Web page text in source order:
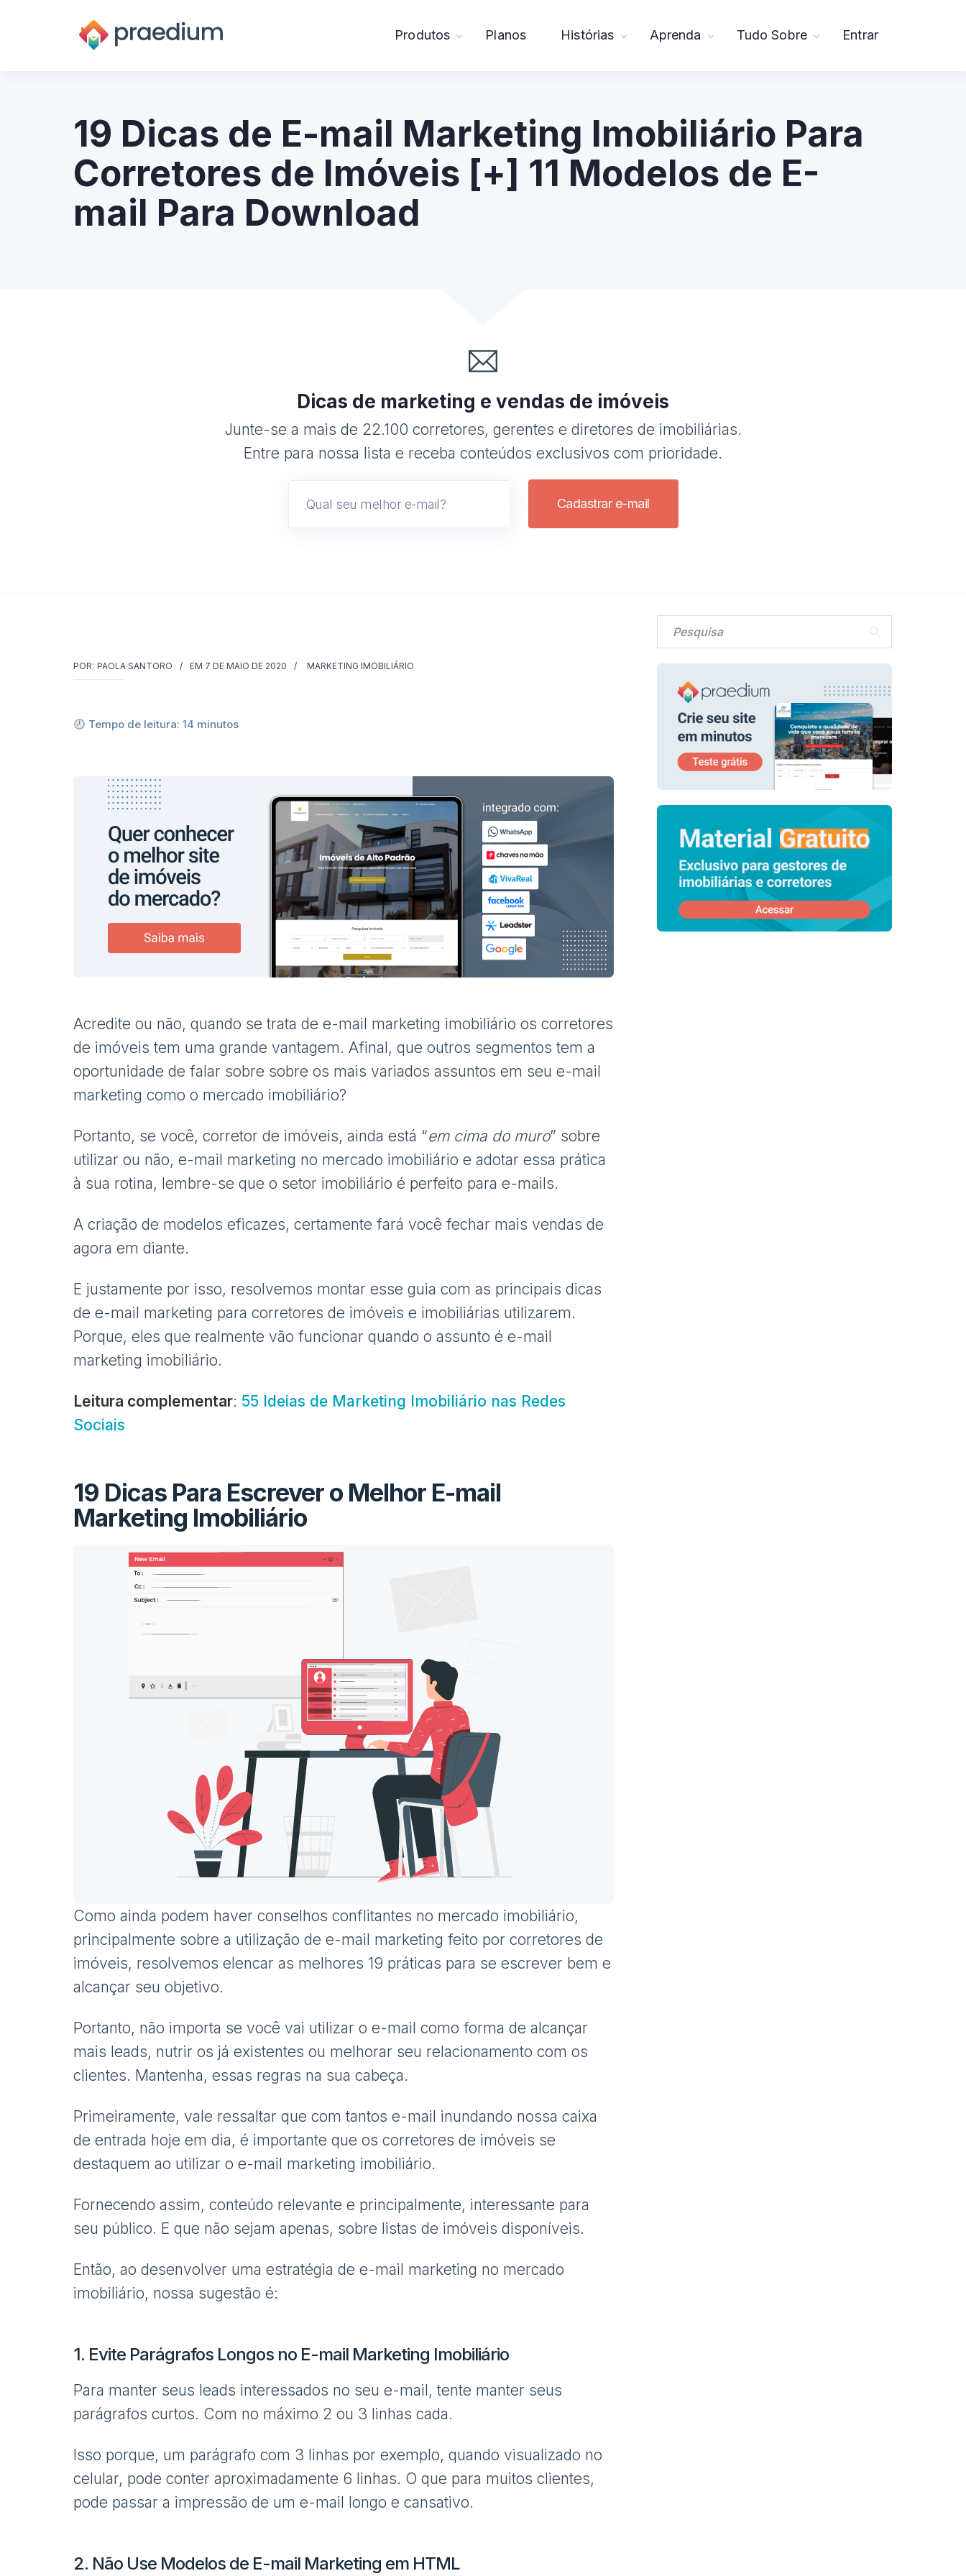
Produtos Planos Histórias Aprenda Tudo Sobre Entrar
19 Dicas de E-mail Marketing Imobiliário Para
Corretores de Imóveis [+] 11 Modelos de E-
mail Para Download
Dicas de marketing e vendas de imóveis
Junte-se a mais de 22.100 corretores, gerentes e diretores de imobiliárias.
Entre para nossa lista e receba conteúdos exclusivos com prioridade.
Cadastrar e-mail
POR: PAOLA SANTORO EM 7 DE MAIO DE 2020 MARKETING IMOBILIÁRIO
Tempo de leitura:14 minutos
Acredite ou não, quando se trata de e-mail marketing imobiliário os corretores
de imóveis tem uma grande vantagem. Afinal, que outros segmentos tem a
oportunidade de falar sobre sobre os mais variados assuntos em seu e-mail
marketing como o mercado imobiliário?
Portanto, se você, corretor de imóveis, ainda está “em cima do muro” sobre
utilizar ou não, e-mail marketing no mercado imobiliário e adotar essa prática
à sua rotina, lembre-se que o setor imobiliário é perfeito para e-mails.
A criação de modelos eficazes, certamente fará você fechar mais vendas de
agora em diante.
E justamente por isso, resolvemos montar esse guia com as principais dicas
de e-mail marketing para corretores de imóveis e imobiliárias utilizarem.
Porque, eles que realmente vão funcionar quando o assunto é e-mail
marketing imobiliário.
Leitura complementar: 55 Ideias de Marketing Imobiliário nas Redes
Sociais
19 Dicas Para Escrever o Melhor E-mail
Marketing Imobiliário
Como ainda podem haver conselhos conflitantes no mercado imobiliário,
principalmente sobre a utilização de e-mail marketing feito por corretores de
imóveis, resolvemos elencar as melhores 19 práticas para se escrever bem e
alcançar seu objetivo.
Portanto, não importa se você vai utilizar o e-mail como forma de alcançar
mais leads, nutrir os já existentes ou melhorar seu relacionamento com os
clientes. Mantenha, essas regras na sua cabeça.
Primeiramente, vale ressaltar que com tantos e-mail inundando nossa caixa
de entrada hoje em dia, é importante que os corretores de imóveis se
destaquem ao utilizar o e-mail marketing imobiliário.
Fornecendo assim, conteúdo relevante e principalmente, interessante para
seu público. E que não sejam apenas, sobre listas de imóveis disponíveis.
Então, ao desenvolver uma estratégia de e-mail marketing no mercado
imobiliário, nossa sugestão é:
1. Evite Parágrafos Longos no E-mail Marketing Imobiliário
Para manter seus leads interessados no seu e-mail, tente manter seus
parágrafos curtos. Com no máximo 2 ou 3 linhas cada.
Isso porque, um parágrafo com 3 linhas por exemplo, quando visualizado no
celular, pode conter aproximadamente 6 linhas. O que para muitos clientes,
pode passar a impressão de um e-mail longo e cansativo.
2. Não Use Modelos de E-mail Marketing em HTML